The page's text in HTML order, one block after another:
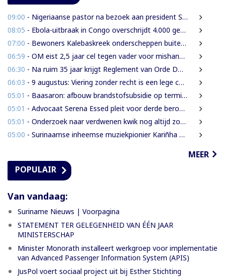
09:00 - Nigeriaanse pastor na bezoek aan president Simons: ‘Toename van rijkdom in Suriname’
08:05 - Ebola-uitbraak in Congo overschrijdt 4.000 gevallen
07:00 - Bewoners Kalebaskreek onderscheppen buitenlanders met illegaal geweer en communicatieapparatuur
06:59 - OM eist 2,5 jaar cel tegen vader voor mishandeling en verwaarlozing van gezin
06:30 - Na ruim 35 jaar krijgt Reglement van Orde DNA grondige herziening
06:03 - 9 augustus: Viering zonder recht is een lege ceremonie
05:01 - Baasaron: afbouw brandstofsubsidie op termijn onvermijdelijk
05:01 - Advocaat Serena Essed pleit voor derde beroepsinstantie onder gezag van CCJ
05:01 - Onderzoek naar verdwenen kwik nog altijd zonder resultaat
05:00 - Surinaamse inheemse muziekpionier Kariñha Basi krijgt oeuvreprijs in Rotterdam
MEER
POPULAIR
Van vandaag:
Suriname Nieuws | Voorpagina
STATEMENT TER GELEGENHEID VAN ÉÉN JAAR
MINISTERSCHAP
Minister Monorath installeert werkgroep voor implementatie
van Advanced Passenger Information System (APIS)
JusPol voert sociaal project uit bij Esther Stichting